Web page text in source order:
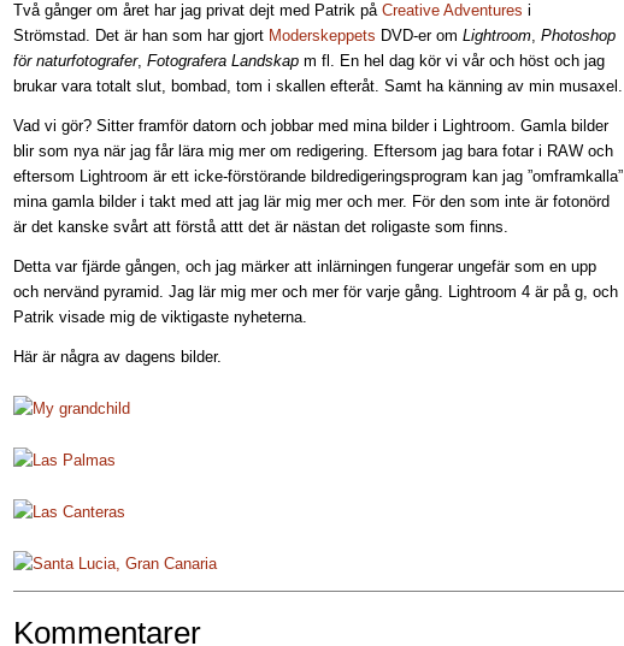
Två gånger om året har jag privat dejt med Patrik på Creative Adventures i
Strömstad. Det är han som har gjort Moderskeppets DVD-er om Lightroom, Photoshop
för naturfotografer, Fotografera Landskapm fl. En hel dag kör vi vår och höst och jag
brukar vara totalt slut, bombad, tom i skallen efteråt. Samt ha känning av min musaxel.
Vad vi gör? Sitter framför datorn och jobbar med mina bilder i Lightroom. Gamla bilder
blir som nya när jag får lära mig mer om redigering. Eftersom jag bara fotar i RAW och
eftersom Lightroom är ett icke-förstörande bildredigeringsprogram kan jag ”omframkalla”
mina gamla bilder i takt med att jag lär mig mer och mer. För den som inte är fotonörd
är det kanske svårt att förstå attt det är nästan det roligaste som finns.
Detta var fjärde gången, och jag märker att inlärningen fungerar ungefär som en upp
och nervänd pyramid. Jag lär mig mer och mer för varje gång. Lightroom 4 är på g, och
Patrik visade mig de viktigaste nyheterna.
Här är några av dagens bilder.
Kommentarer